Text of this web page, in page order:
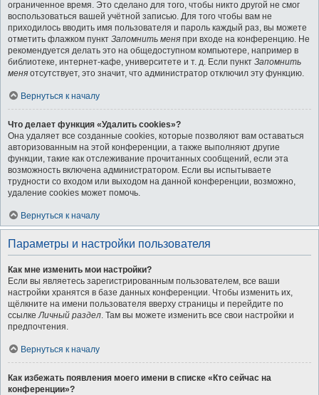
ограниченное время. Это сделано для того, чтобы никто другой не смог
воспользоваться вашей учётной записью. Для того чтобы вам не
приходилось вводить имя пользователя и пароль каждый раз, вы можете
отметить флажком пункт Запомнить меня при входе на конференцию. Не
рекомендуется делать это на общедоступном компьютере, например в
библиотеке, интернет-кафе, университете и т. д. Если пункт Запомнить
меня отсутствует, это значит, что администратор отключил эту функцию.
Вернуться к началу
Что делает функция «Удалить cookies»?
Она удаляет все созданные cookies, которые позволяют вам оставаться
авторизованным на этой конференции, а также выполняют другие
функции, такие как отслеживание прочитанных сообщений, если эта
возможность включена администратором. Если вы испытываете
трудности со входом или выходом на данной конференции, возможно,
удаление cookies может помочь.
Вернуться к началу
Параметры и настройки пользователя
Как мне изменить мои настройки?
Если вы являетесь зарегистрированным пользователем, все ваши
настройки хранятся в базе данных конференции. Чтобы изменить их,
щёлкните на имени пользователя вверху страницы и перейдите по
ссылкеЛичный раздел. Там вы можете изменить все свои настройки и
предпочтения.
Вернуться к началу
Как избежать появления моего имени в списке «Кто сейчас на
конференции»?